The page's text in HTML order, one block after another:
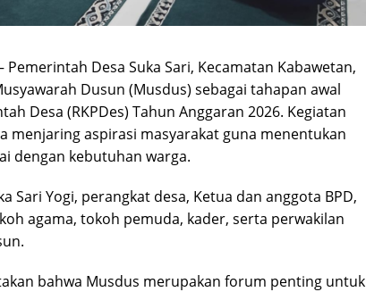
Desa Suka Sari, Kecamatan Kabawetan,
Dusun (Musdus) sebagai tahapan awal
Desa (RKPDes) Tahun Anggaran 2026. Kegiatan
menjaring aspirasi masyarakat guna menentukan
dengan kebutuhan warga.
Sari Yogi, perangkat desa, Ketua dan anggota BPD,
agama, tokoh pemuda, kader, serta perwakilan
bahwa Musdus merupakan forum penting untuk